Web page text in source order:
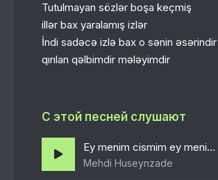
Tutulmayan sözlər boşa keçmiş
illər bax yaralamış izlər
İndi sadəcə izlə bax o sənin əsərindir
qırılan qəlbimdir mələyimdir
С этой песней слушают
Ey menim cismim ey menim ruhum
Mehdi Huseynzade